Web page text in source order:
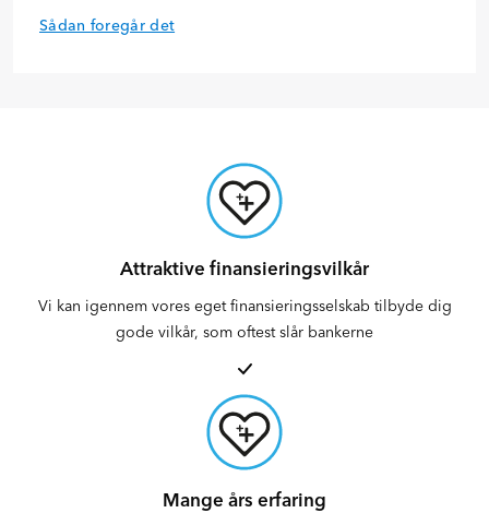
Sådan foregår det
Attraktive finansieringsvilkår
Vi kan igennem vores eget finansieringsselskab tilbyde dig
gode vilkår, som oftest slår bankerne
Mange års erfaring